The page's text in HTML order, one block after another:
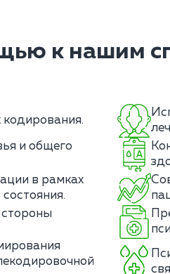
к нашим
кодирования.
и общего
в рамках